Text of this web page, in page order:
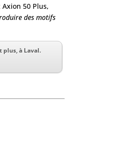
50 Plus,
des motifs
plus, à Laval.